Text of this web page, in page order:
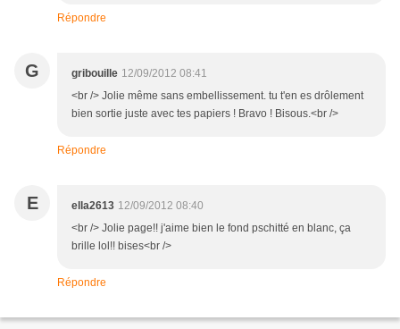
Répondre
G gribouille 12/09/2012 08:41
<br /> Jolie même sans embellissement. tu t'en es drôlement
bien sortie juste avec tes papiers ! Bravo ! Bisous.<br />
Répondre
E ella2613 12/09/2012 08:40
<br /> Jolie page!! j'aime bien le fond pschitté en blanc, ça
brille lol!! bises<br />
Répondre